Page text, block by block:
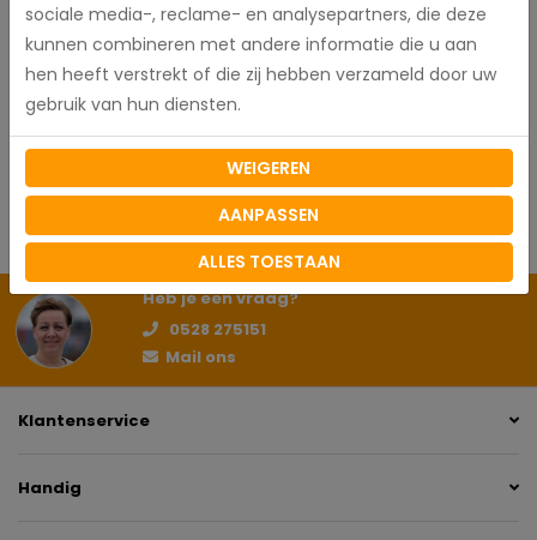
Specificaties
Artikelnummer
Heb je een vraag?
0528 275151
Mail ons
Klantenservice
Handig
sociale media-, reclame- en analysepartners, die deze
kunnen combineren met andere informatie die u aan
hen heeft verstrekt of die zij hebben verzameld door uw
gebruik van hun diensten.
WEIGEREN
AANPASSEN
ALLES TOESTAAN